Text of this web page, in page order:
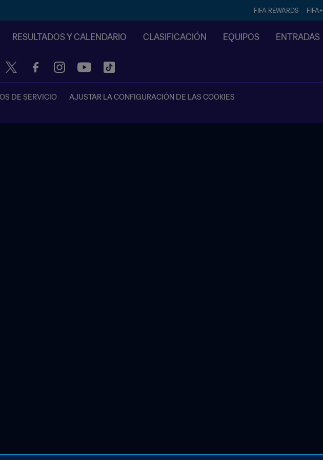
FIFA REWARDS FIFA+
RESULTADOS Y CALENDARIO CLASIFICACIÓN EQUIPOS ENTRADAS
DE SERVICIO AJUSTAR LA CONFIGURACIÓN DE LAS COOKIES